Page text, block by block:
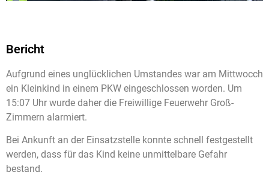
Bericht
Aufgrund eines unglücklichen Umstandes war am Mittwocch
ein Kleinkind in einem PKW eingeschlossen worden. Um
15:07 Uhr wurde daher die Freiwillige Feuerwehr Groß-
Zimmern alarmiert.
Bei Ankunft an der Einsatzstelle konnte schnell festgestellt
werden, dass für das Kind keine unmittelbare Gefahr
bestand.